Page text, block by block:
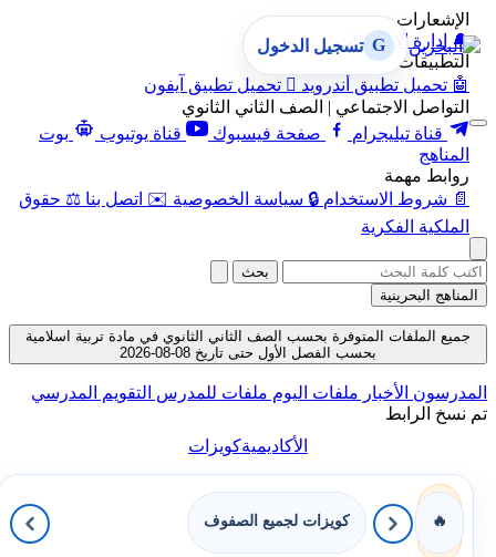
الإشعارات
🔔 إدارة الإشعارات
التطبيقات
🤖 تحميل تطبيق أندرويد  تحميل تطبيق آيفون
التواصل الاجتماعي | الصف الثاني الثانوي
قناة تيليجرام
صفحة فيسبوك قناة يوتيوب
بوت
المناهج
روابط مهمة
📄 شروط الاستخدام 🔒 سياسة الخصوصية ✉️ اتصل بنا ⚖️ حقوق
الملكية الفكرية
G تسجيل الدخول
بحث
المناهج البحرينية
جميع الملفات المتوفرة بحسب الصف الثاني الثانوي في مادة تربية اسلامية
بحسب الفصل الأول حتى تاريخ 08-08-2026
المدرسون الأخبار ملفات اليوم ملفات للمدرس التقويم المدرسي
تم نسخ الرابط
الأكاديميةكويزات
🔥 كويزات لجميع الصفوف